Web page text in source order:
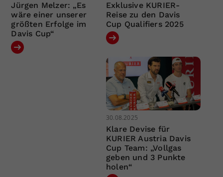
Jürgen Melzer: „Es
wäre einer unserer
größten Erfolge im
Davis Cup“
Exklusive KURIER-
Reise zu den Davis
Cup Qualifiers 2025
30.08.2025
Klare Devise für
KURIER Austria Davis
Cup Team: „Vollgas
geben und 3 Punkte
holen“